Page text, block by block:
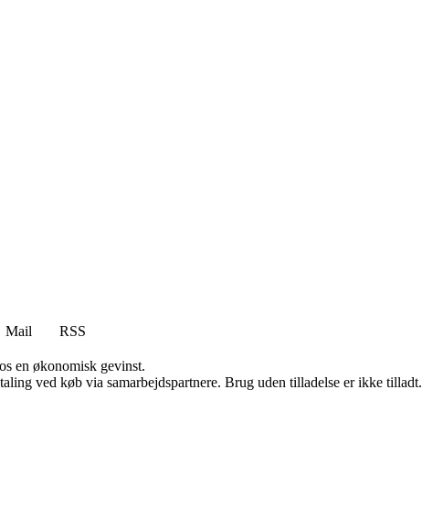
Mail
RSS
en økonomisk gevinst.
ved køb via samarbejdspartnere. Brug uden tilladelse er ikke tilladt.